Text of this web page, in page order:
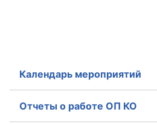
Общественные советы
Календарь мероприятий
Отчеты о работе ОП КО